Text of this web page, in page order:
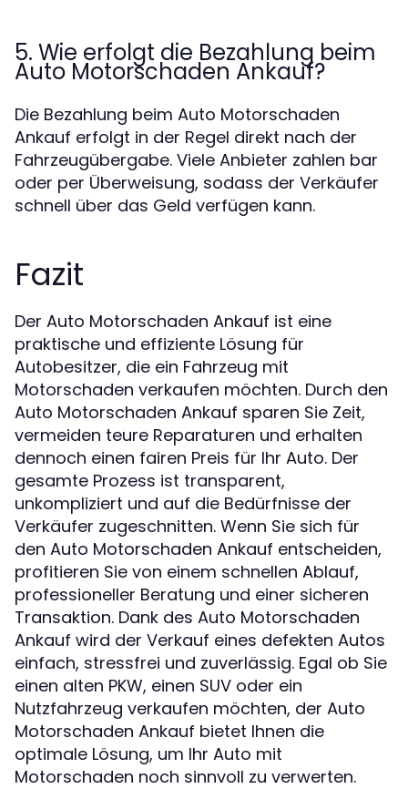
5. Wie erfolgt die Bezahlung beim
Auto Motorschaden Ankauf?
Die Bezahlung beim Auto Motorschaden
Ankauf erfolgt in der Regel direkt nach der
Fahrzeugübergabe. Viele Anbieter zahlen bar
oder per Überweisung, sodass der Verkäufer
schnell über das Geld verfügen kann.
Fazit
Der Auto Motorschaden Ankauf ist eine
praktische und effiziente Lösung für
Autobesitzer, die ein Fahrzeug mit
Motorschaden verkaufen möchten. Durch den
Auto Motorschaden Ankauf sparen Sie Zeit,
vermeiden teure Reparaturen und erhalten
dennoch einen fairen Preis für Ihr Auto. Der
gesamte Prozess ist transparent,
unkompliziert und auf die Bedürfnisse der
Verkäufer zugeschnitten. Wenn Sie sich für
den Auto Motorschaden Ankauf entscheiden,
profitieren Sie von einem schnellen Ablauf,
professioneller Beratung und einer sicheren
Transaktion. Dank des Auto Motorschaden
Ankauf wird der Verkauf eines defekten Autos
einfach, stressfrei und zuverlässig. Egal ob Sie
einen alten PKW, einen SUV oder ein
Nutzfahrzeug verkaufen möchten, der Auto
Motorschaden Ankauf bietet Ihnen die
optimale Lösung, um Ihr Auto mit
Motorschaden noch sinnvoll zu verwerten.